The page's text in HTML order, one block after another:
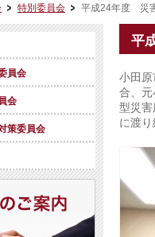
特別委員会 平成24年度 災
平
小田
合、
型災
に渡り
員会
会
策委員会